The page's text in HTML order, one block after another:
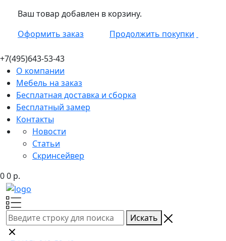
Ваш товар добавлен в корзину.
Оформить заказ
Продолжить покупки
+7(495)643-53-43
О компании
Мебель на заказ
Бесплатная доставка и сборка
Бесплатный замер
Контакты
Новости
Статьи
Скринсейвер
00 р.
Искать